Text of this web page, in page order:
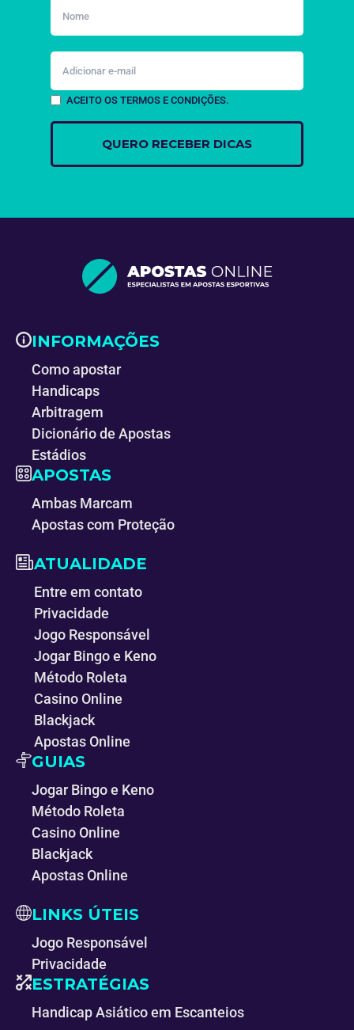
ACEITO OS TERMOS E CONDIÇÕES.
INFORMAÇÕES
Como apostar
Handicaps
Arbitragem
Dicionário de Apostas
Estádios
APOSTAS
Ambas Marcam
Apostas com Proteção
ATUALIDADE
Entre em contato
Privacidade
Jogo Responsável
Jogar Bingo e Keno
Método Roleta
Casino Online
Blackjack
Apostas Online
GUIAS
Jogar Bingo e Keno
Método Roleta
Casino Online
Blackjack
Apostas Online
LINKS ÚTEIS
Jogo Responsável
Privacidade
ESTRATÉGIAS
Handicap Asiático em Escanteios